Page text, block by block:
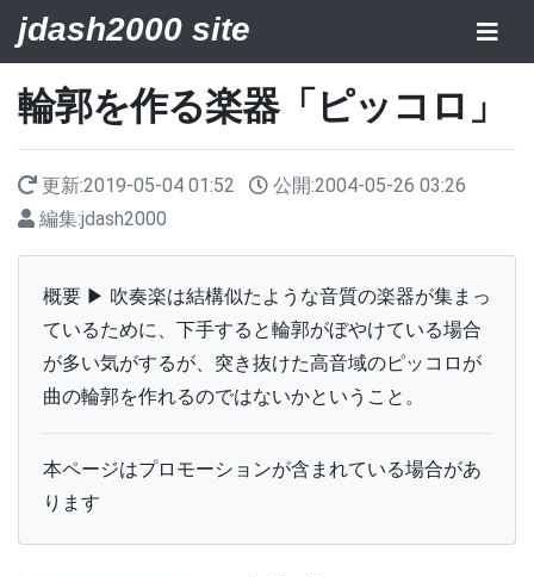
jdash2000 site
輪郭を作る楽器「ピッコロ」
更新:2019-05-04 01:52 公開:2004-05-26 03:26
編集:jdash2000
概要 ▶ 吹奏楽は結構似たような音質の楽器が集まっ
ているために、下手すると輪郭がぼやけている場合
が多い気がするが、突き抜けた高音域のピッコロが
曲の輪郭を作れるのではないかということ。
本ページはプロモーションが含まれている場合があ
ります